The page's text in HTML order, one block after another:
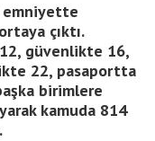
emniyette
çıktı.
güvenlikte 16,
22, pasaportta
birimlere
kamuda 814